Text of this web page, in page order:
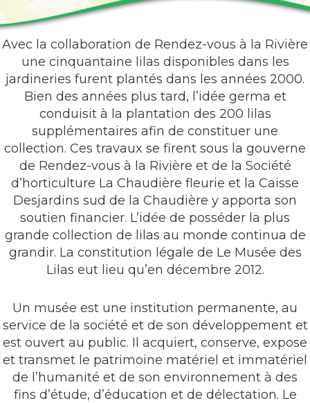
Avec la collaboration de Rendez-vous à la Rivière
une cinquantaine lilas disponibles dans les
jardineries furent plantés dans les années 2000.
Bien des années plus tard, l’idée germa et
conduisit à la plantation des 200 lilas
supplémentaires afin de constituer une
collection. Ces travaux se firent sous la gouverne
de Rendez-vous à la Rivière et de la Société
d’horticulture La Chaudière fleurie et la Caisse
Desjardins sud de la Chaudière y apporta son
soutien financier. L’idée de posséder la plus
grande collection de lilas au monde continua de
grandir. La constitution légale de Le Musée des
Lilas eut lieu qu’en décembre 2012.
Un musée est une institution permanente, au
service de la société et de son développement et
est ouvert au public. Il acquiert, conserve, expose
et transmet le patrimoine matériel et immatériel
de l’humanité et de son environnement à des
fins d’étude, d’éducation et de délectation. Le